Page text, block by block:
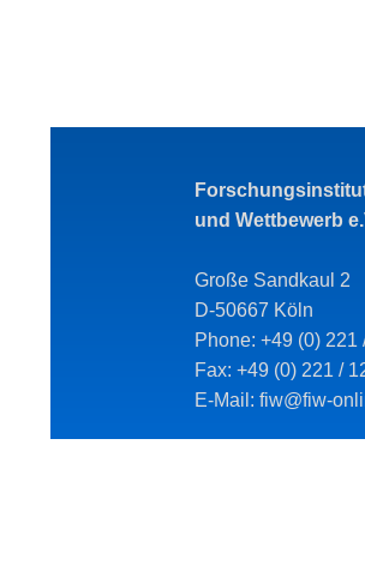
und Wettbewerb
Große Sandkaul 2
D-50667 Köln
Phone: +49 (0) 221
Fax: +49 (0) 221 /
E-Mail: fiw@fiw-